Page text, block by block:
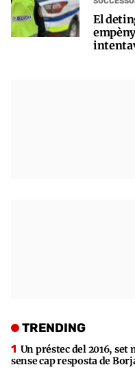
El
TRENDING
Un préstec del 2016,
sense cap resposta de